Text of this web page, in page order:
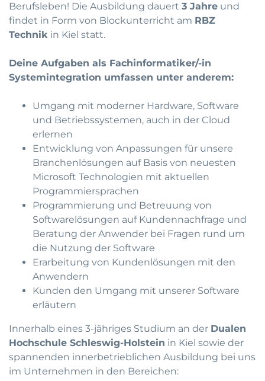
Berufsleben! Die Ausbildung dauert 3 Jahre und
findet in Form von Blockunterricht am RBZ
Technik in Kiel statt.
Deine Aufgaben als Fachinformatiker/-in
Systemintegration umfassen unter anderem:
Umgang mit moderner Hardware, Software
und Betriebssystemen, auch in der Cloud
erlernen
Entwicklung von Anpassungen für unsere
Branchenlösungen auf Basis von neuesten
Microsoft Technologien mit aktuellen
Programmiersprachen
Programmierung und Betreuung von
Softwarelösungen auf Kundennachfrage und
Beratung der Anwender bei Fragen rund um
die Nutzung der Software
Erarbeitung von Kundenlösungen mit den
Anwendern
Kunden den Umgang mit unserer Software
erläutern
Innerhalb eines 3-jähriges Studium an der Dualen
Hochschule Schleswig-Holstein in Kiel sowie der
spannenden innerbetrieblichen Ausbildung bei uns
im Unternehmen in den Bereichen: